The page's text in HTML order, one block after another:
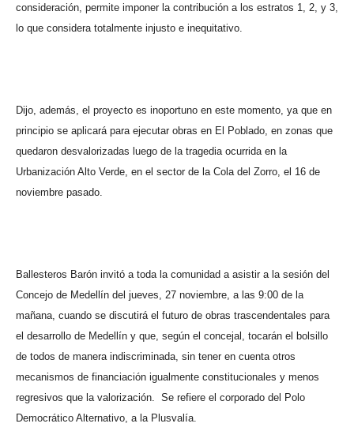
consideración, permite imponer la contribución a los estratos 1, 2, y 3,
lo que considera totalmente injusto e inequitativo.
Dijo, además, el proyecto es inoportuno en este momento, ya que en
principio se aplicará para ejecutar obras en El Poblado, en zonas que
quedaron desvalorizadas luego de la tragedia ocurrida en la
Urbanización Alto Verde, en el sector de la Cola del Zorro, el 16 de
noviembre pasado.
Ballesteros Barón invitó a toda la comunidad a asistir a la sesión del
Concejo de Medellín del jueves, 27 noviembre, a las 9:00 de la
mañana, cuando se discutirá el futuro de obras trascendentales para
el desarrollo de Medellín y que, según el concejal, tocarán el bolsillo
de todos de manera indiscriminada, sin tener en cuenta otros
mecanismos de financiación igualmente constitucionales y menos
regresivos que la valorización.
Se refiere el corporado del Polo
Democrático Alternativo, a la Plusvalía.